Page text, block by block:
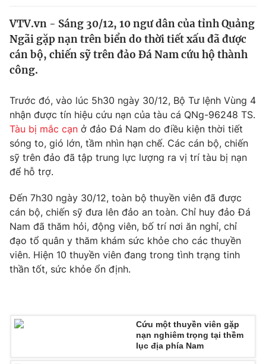
Thế giới
Tin tức
Câu chuyện quốc tế
Kinh tế
Tài chính
Thị trường
Góc doanh nghiệp
Dữ liệu và đời sống
Truyền hình
Phim VTV
Hậu trường
Nhân vật
Khán giả
Giải sao mai
Điện ảnh
Âm nhạc
Sao
Đời sống
Du lịch
Làm đẹp
Giáo dục
Tuyển sinh
Thị trường
Giao lưu trực tuyến
Lịch phát sóng
VTV.vn - Sáng 30/12, 10 ngư dân của tỉnh Quảng
Ngãi gặp nạn trên biển do thời tiết xấu đã được
cán bộ, chiến sỹ trên đảo Đá Nam cứu hộ thành
công.
Trước đó, vào lúc 5h30 ngày 30/12, Bộ Tư lệnh Vùng 4
nhận được tín hiệu cứu nạn của tàu cá QNg-96248 TS.
Tàu bị mắc cạn ở đảo Đá Nam do điều kiện thời tiết
sóng to, gió lớn, tầm nhìn hạn chế. Các cán bộ, chiến
sỹ trên đảo đã tập trung lực lượng ra vị trí tàu bị nạn
để hỗ trợ.
Đến 7h30 ngày 30/12, toàn bộ thuyền viên đã được
cán bộ, chiến sỹ đưa lên đảo an toàn. Chỉ huy đảo Đá
Nam đã thăm hỏi, động viên, bố trí nơi ăn nghỉ, chỉ
đạo tổ quân y thăm khám sức khỏe cho các thuyền
viên. Hiện 10 thuyền viên đang trong tình trạng tinh
thần tốt, sức khỏe ổn định.
Cứu một thuyền viên gặp
nạn nghiêm trọng tại thềm
lục địa phía Nam